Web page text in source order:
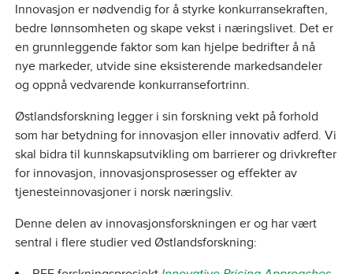
Innovasjon er nødvendig for å styrke konkurransekraften,
bedre lønnsomheten og skape vekst i næringslivet. Det er
en grunnleggende faktor som kan hjelpe bedrifter å nå
nye markeder, utvide sine eksisterende markedsandeler
og oppnå vedvarende konkurransefortrinn.
Østlandsforskning legger i sin forskning vekt på forhold
som har betydning for innovasjon eller innovativ adferd. Vi
skal bidra til kunnskapsutvikling om barrierer og drivkrefter
for innovasjon, innovasjonsprosesser og effekter av
tjenesteinnovasjoner i norsk næringsliv.
Denne delen av innovasjonsforskningen er og har vært
sentral i flere studier ved Østlandsforskning: